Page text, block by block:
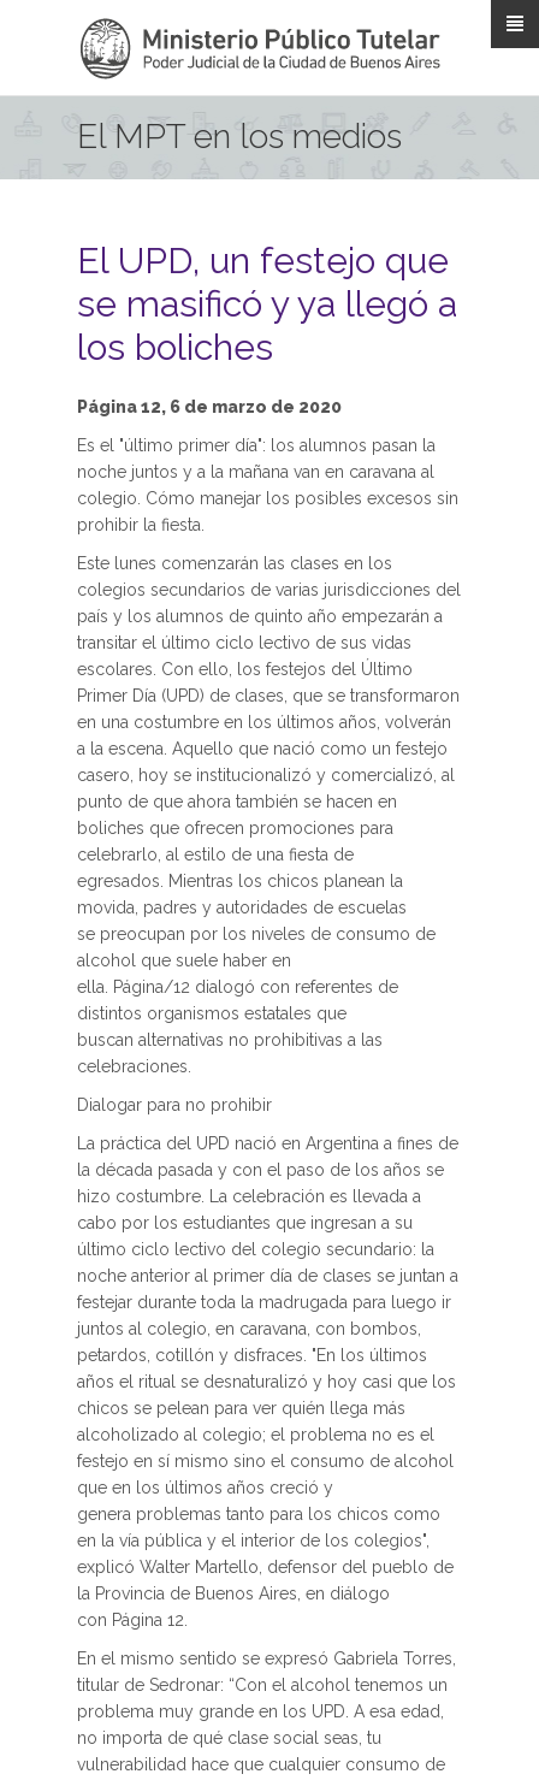
El MPT en los medios
El UPD, un festejo que
se masificó y ya llegó a
los boliches
Página 12, 6 de marzo de 2020
Es el "último primer día": los alumnos pasan la
noche juntos y a la mañana van en caravana al
colegio. Cómo manejar los posibles excesos sin
prohibir la fiesta.
Este lunes comenzarán las clases en los
colegios secundarios de varias jurisdicciones del
país y los alumnos de quinto año empezarán a
transitar el último ciclo lectivo de sus vidas
escolares. Con ello, los festejos del Último
Primer Día (UPD) de clases, que se transformaron
en una costumbre en los últimos años, volverán
a la escena. Aquello que nació como un festejo
casero, hoy se institucionalizó y comercializó, al
punto de que ahora también se hacen en
boliches que ofrecen promociones para
celebrarlo, al estilo de una fiesta de
egresados. Mientras los chicos planean la
movida, padres y autoridades de escuelas
se preocupan por los niveles de consumo de
alcohol que suele haber en
ella. Página/12 dialogó con referentes de
distintos organismos estatales que
buscan alternativas no prohibitivas a las
celebraciones.
Dialogar para no prohibir
La práctica del UPD nació en Argentina a fines de
la década pasada y con el paso de los años se
hizo costumbre. La celebración es llevada a
cabo por los estudiantes que ingresan a su
último ciclo lectivo del colegio secundario: la
noche anterior al primer día de clases se juntan a
festejar durante toda la madrugada para luego ir
juntos al colegio, en caravana, con bombos,
petardos, cotillón y disfraces. "En los últimos
años el ritual se desnaturalizó y hoy casi que los
chicos se pelean para ver quién llega más
alcoholizado al colegio; el problema no es el
festejo en sí mismo sino el consumo de alcohol
que en los últimos años creció y
genera problemas tanto para los chicos como
en la vía pública y el interior de los colegios",
explicó Walter Martello, defensor del pueblo de
la Provincia de Buenos Aires, en diálogo
con Página 12.
En el mismo sentido se expresó Gabriela Torres,
titular de Sedronar: “Con el alcohol tenemos un
problema muy grande en los UPD. A esa edad,
no importa de qué clase social seas, tu
vulnerabilidad hace que cualquier consumo de